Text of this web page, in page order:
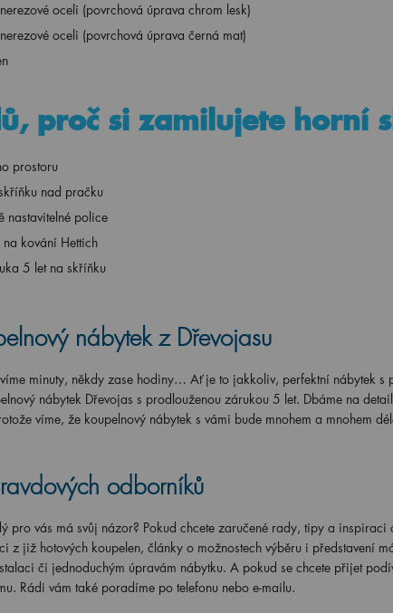
oceli (povrchová úprava chrom lesk)
oceli (povrchová úprava černá mat)
proč si zamilujete horní
prostoru
nad pračku
nastavitelné police
kování Hettich
5 let na skříňku
nábytek z Dřevojasu
minuty, někdy zase hodiny… Ať je to jakkoliv, perfektní nábytek s
nábytek Dřevojas s prodlouženou zárukou 5 let. Dbáme na
víme, že koupelnový nábytek s vámi bude mnohem a mnohem
odborníků
pro vás má svůj názor? Pokud chcete zaručené rady, tipy a
z již hotových koupelen, články o možnostech výběru i představení
či jednoduchým úpravám nábytku. A pokud se chcete přijet
Rádi vám také poradíme po telefonu nebo e-mailu.